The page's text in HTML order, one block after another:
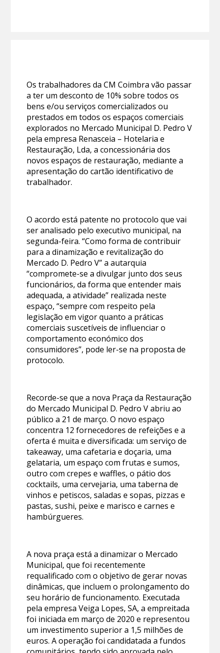
Os trabalhadores da CM Coimbra vão passar
a ter um desconto de 10% sobre todos os
bens e/ou serviços comercializados ou
prestados em todos os espaços comerciais
explorados no Mercado Municipal D. Pedro V
pela empresa Renasceia – Hotelaria e
Restauração, Lda, a concessionária dos
novos espaços de restauração, mediante a
apresentação do cartão identificativo de
trabalhador.
O acordo está patente no protocolo que vai
ser analisado pelo executivo municipal, na
segunda-feira. “Como forma de contribuir
para a dinamização e revitalização do
Mercado D. Pedro V” a autarquia
“compromete-se a divulgar junto dos seus
funcionários, da forma que entender mais
adequada, a atividade” realizada neste
espaço, “sempre com respeito pela
legislação em vigor quanto a práticas
comerciais suscetíveis de influenciar o
comportamento económico dos
consumidores”, pode ler-se na proposta de
protocolo.
Recorde-se que a nova Praça da Restauração
do Mercado Municipal D. Pedro V abriu ao
público a 21 de março. O novo espaço
concentra 12 fornecedores de refeições e a
oferta é muita e diversificada: um serviço de
takeaway, uma cafetaria e doçaria, uma
gelataria, um espaço com frutas e sumos,
outro com crepes e waffles, o pátio dos
cocktails, uma cervejaria, uma taberna de
vinhos e petiscos, saladas e sopas, pizzas e
pastas, sushi, peixe e marisco e carnes e
hambúrgueres.
A nova praça está a dinamizar o Mercado
Municipal, que foi recentemente
requalificado com o objetivo de gerar novas
dinâmicas, que incluem o prolongamento do
seu horário de funcionamento. Executada
pela empresa Veiga Lopes, SA, a empreitada
foi iniciada em março de 2020 e representou
um investimento superior a 1,5 milhões de
euros. A operação foi candidatada a fundos